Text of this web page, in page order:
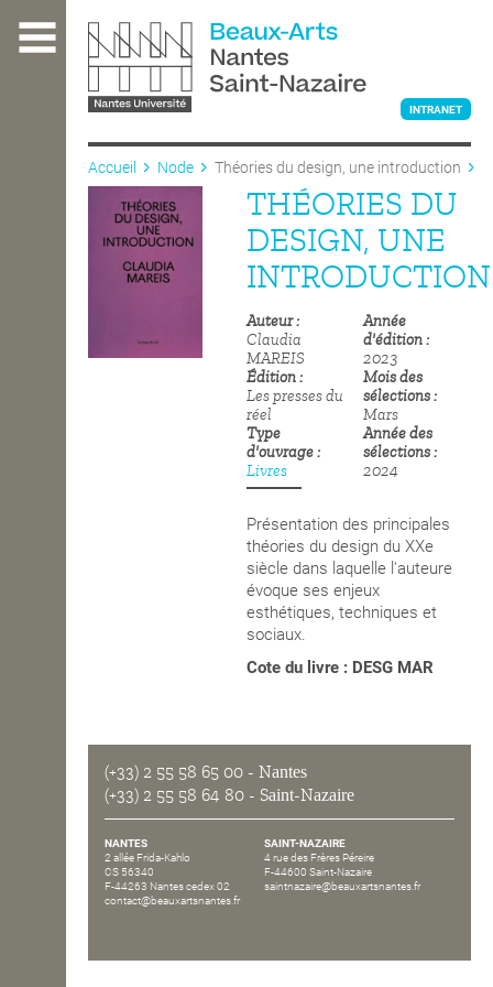
contenu
L'ÉCOLE
ENSEIGNEMENT
INTRANET
Accueil Node Théories du design, une introduction
THÉORIES DU
DESIGN, UNE
INTRODUCTION
Auteur
Claudia
MAREIS
Édition
Les presses du
réel
Type
d'ouvrage
Livres
Année
d'édition
2023
Mois des
sélections
Mars
Année des
sélections
2024
Présentation des principales
théories du design du XXe
siècle dans laquelle l'auteure
évoque ses enjeux
esthétiques, techniques et
sociaux.
Cote du livre : DESG MAR
(+33) 2 55 58 65 00 - Nantes
(+33) 2 55 58 64 80 - Saint-Nazaire
NANTES
2 allée Frida-Kahlo
CS 56340
F-44263 Nantes cedex 02
contact@beauxartsnantes.fr
SAINT-NAZAIRE
4 rue des Frères Péreire
F-44600 Saint-Nazaire
saintnazaire@beauxartsnantes.fr